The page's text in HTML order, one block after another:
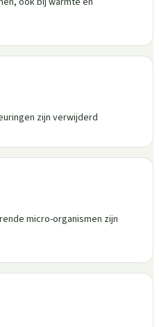
zijn verwijderd
micro-organismen zijn